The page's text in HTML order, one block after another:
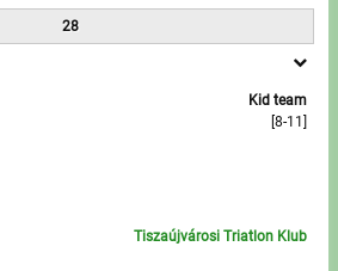
28
Kid team
[8-11]
Tiszaújvárosi Triatlon Klub